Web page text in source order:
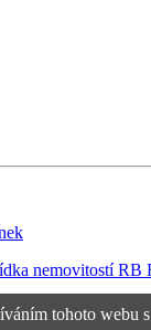
nemovitostí RB
tohoto webu